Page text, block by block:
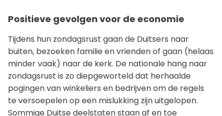
Positieve gevolgen voor de economie
Tijdens hun zondagsrust gaan de Duitsers naar
buiten, bezoeken familie en vrienden of gaan (helaas
minder vaak) naar de kerk. De nationale hang naar
zondagsrust is zo diepgeworteld dat herhaalde
pogingen van winkeliers en bedrijven om de regels
te versoepelen op een mislukking zijn uitgelopen.
Sommige Duitse deelstaten staan af en toe